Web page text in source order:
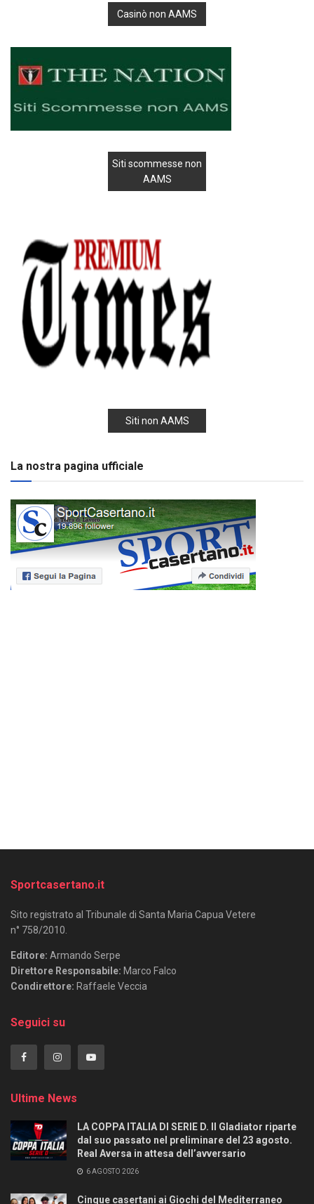
Casinò non AAMS
Siti scommesse non
AAMS
Siti non AAMS
La nostra pagina ufficiale
Sportcasertano.it
Sito registrato al Tribunale di Santa Maria Capua Vetere
n° 758/2010.
Editore: Armando Serpe
Direttore Responsabile: Marco Falco
Condirettore: Raffaele Veccia
Seguici su
Ultime News
LA COPPA ITALIA DI SERIE D. Il Gladiator riparte
dal suo passato nel preliminare del 23 agosto.
Real Aversa in attesa dell’avversario
6 AGOSTO 2026
Cinque casertani ai Giochi del Mediterraneo